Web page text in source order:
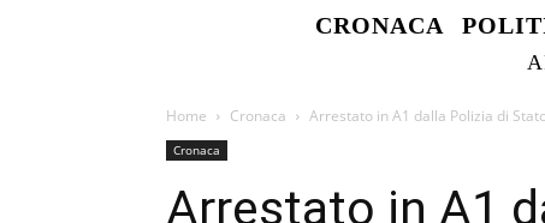
CRONACA
Home Cronaca Arrestato in A1 dalla Polizia di
Cronaca
Arrestato in A1